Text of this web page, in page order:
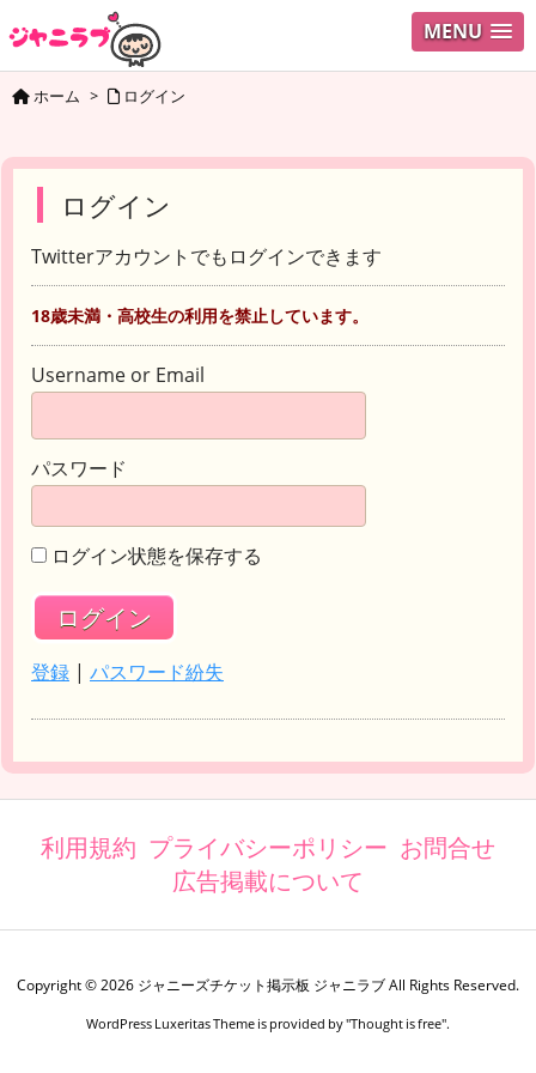
MENU
ホーム > ログイン
ログイン
Twitterアカウントでもログインできます
18歳未満・高校生の利用を禁止しています。
Username or Email
パスワード
ログイン状態を保存する
登録 | パスワード紛失
利用規約 プライバシーポリシー お問合せ
広告掲載について
Copyright ©2026 ジャニーズチケット掲示板 ジャニラブAll Rights Reserved.
WordPress Luxeritas Theme is provided by "Thought is free".